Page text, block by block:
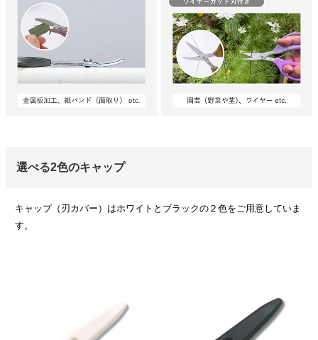
選べる2色のキャップ
キャップ（刃カバー）はホワイトとブラックの２色をご用意していま
す。